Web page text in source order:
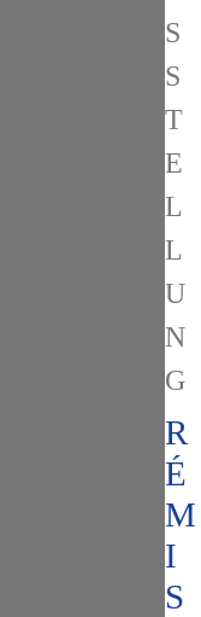
R
É
M
I
S
S
S
T
E
L
L
U
N
G